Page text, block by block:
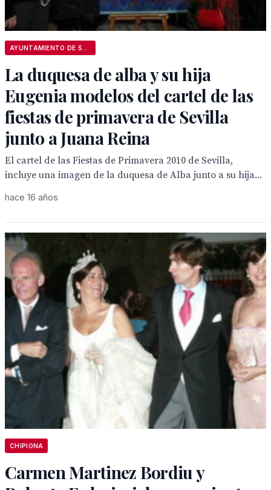
La duquesa de alba y su hija
Eugenia modelos del cartel de las
fiestas de primavera de Sevilla
junto a Juana Reina
El cartel de las Fiestas de Primavera 2010 de Sevilla,
incluye una imagen de la duquesa de Alba junto a su hija...
hace 16 años
CHIPIONA
Carmen Martinez Bordiu y